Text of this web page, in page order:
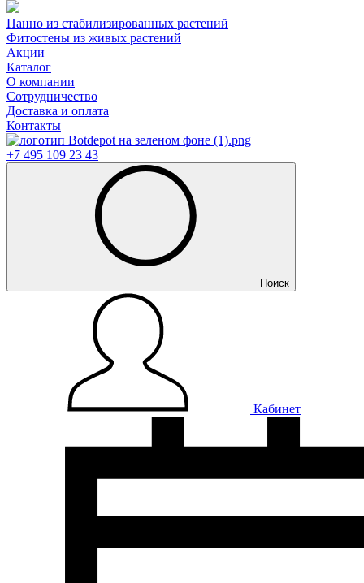
Панно из стабилизированных растений
Фитостены из живых растений
Акции
Каталог
О компании
Сотрудничество
Доставка и оплата
Контакты
+7 495 109 23 43
Поиск
Кабинет